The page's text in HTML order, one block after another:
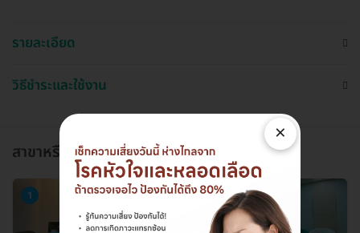
รายละเอียด
วิธีชำระและใช้งาน
สาขาหรือแผนกที่ให้บริการ
1
×